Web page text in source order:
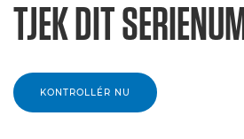
TJEK DIT
KONTROLLÉR NU